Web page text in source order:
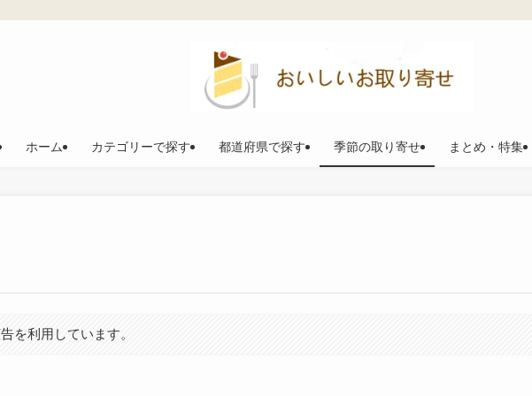
ホーム カテゴリーで探す 都道府県で探す 季節の取り寄せ まとめ・特集
を利用しています。